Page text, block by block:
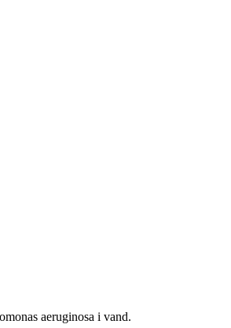
aeruginosa i vand.